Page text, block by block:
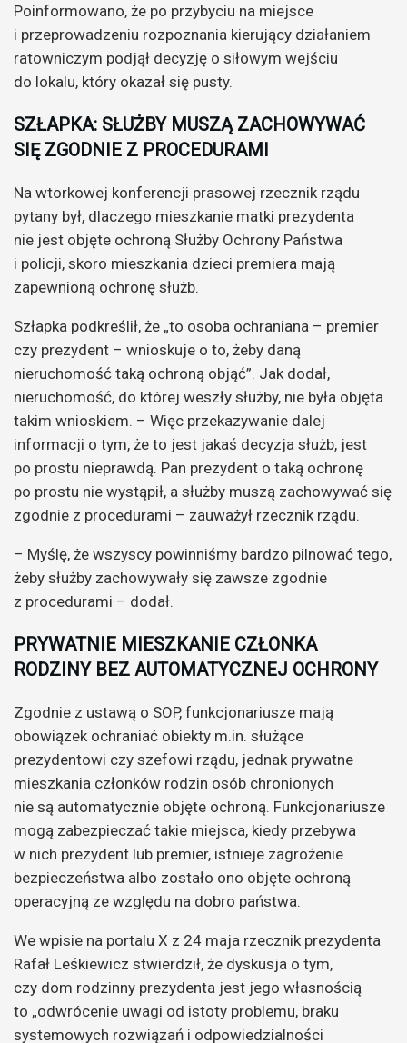
Poinformowano, że po przybyciu na miejsce
i przeprowadzeniu rozpoznania kierujący działaniem
ratowniczym podjął decyzję o siłowym wejściu
do lokalu, który okazał się pusty.
SZŁAPKA: SŁUŻBY MUSZĄ ZACHOWYWAĆ
SIĘ ZGODNIE Z PROCEDURAMI
Na wtorkowej konferencji prasowej rzecznik rządu
pytany był, dlaczego mieszkanie matki prezydenta
nie jest objęte ochroną Służby Ochrony Państwa
i policji, skoro mieszkania dzieci premiera mają
zapewnioną ochronę służb.
Szłapka podkreślił, że „to osoba ochraniana – premier
czy prezydent – wnioskuje o to, żeby daną
nieruchomość taką ochroną objąć”. Jak dodał,
nieruchomość, do której weszły służby, nie była objęta
takim wnioskiem. – Więc przekazywanie dalej
informacji o tym, że to jest jakaś decyzja służb, jest
po prostu nieprawdą. Pan prezydent o taką ochronę
po prostu nie wystąpił, a służby muszą zachowywać się
zgodnie z procedurami – zauważył rzecznik rządu.
– Myślę, że wszyscy powinniśmy bardzo pilnować tego,
żeby służby zachowywały się zawsze zgodnie
z procedurami – dodał.
PRYWATNIE MIESZKANIE CZŁONKA
RODZINY BEZ AUTOMATYCZNEJ OCHRONY
Zgodnie z ustawą o SOP, funkcjonariusze mają
obowiązek ochraniać obiekty m.in. służące
prezydentowi czy szefowi rządu, jednak prywatne
mieszkania członków rodzin osób chronionych
nie są automatycznie objęte ochroną. Funkcjonariusze
mogą zabezpieczać takie miejsca, kiedy przebywa
w nich prezydent lub premier, istnieje zagrożenie
bezpieczeństwa albo zostało ono objęte ochroną
operacyjną ze względu na dobro państwa.
We wpisie na portalu X z 24 maja rzecznik prezydenta
Rafał Leśkiewicz stwierdził, że dyskusja o tym,
czy dom rodzinny prezydenta jest jego własnością
to „odwrócenie uwagi od istoty problemu, braku
systemowych rozwiązań i odpowiedzialności